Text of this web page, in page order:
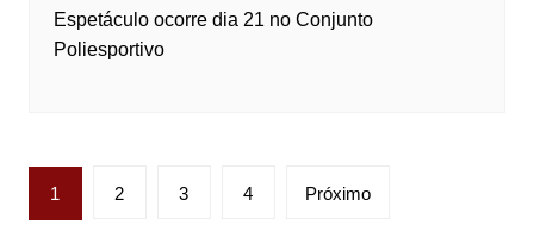
Espetáculo ocorre dia 21 no Conjunto
Poliesportivo
Paginação
de
1 2 3 4 Próximo